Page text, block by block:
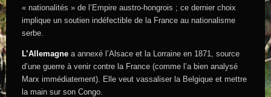
« nationalités » de l’Empire austro-hongrois ; ce dernier choix
implique un soutien indéfectible de la France au nationalisme
serbe.
L’Allemagne a annexé l’Alsace et la Lorraine en 1871, source
d’une guerre à venir contre la France (comme l’a bien analysé
Marx immédiatement). Elle veut vassaliser la Belgique et mettre
la main sur son Congo.